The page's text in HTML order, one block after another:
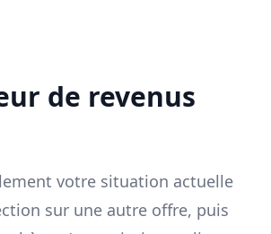
de revenus
votre situation actuelle
sur une autre offre, puis